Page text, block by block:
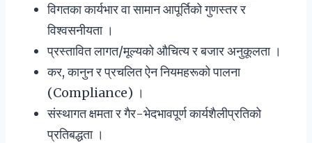
विगतका कार्यभार वा सामान आपूर्तिको गुणस्तर र
विश्वसनीयता ।
प्रस्तावित लागत/मूल्यको औचित्य र बजार अनुकूलता ।
कर, कानुन र प्रचलित ऐन नियमहरूको पालना
(Compliance) ।
संस्थागत क्षमता र गैर-भेदभावपूर्ण कार्यशैलीप्रतिको
प्रतिबद्धता ।